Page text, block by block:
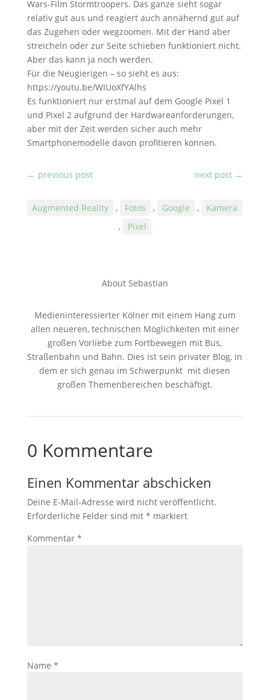
Wars-Film Stormtroopers. Das ganze sieht sogar
relativ gut aus und reagiert auch annähernd gut auf
das Zugehen oder wegzoomen. Mit der Hand aber
streicheln oder zur Seite schieben funktioniert nicht.
Aber das kann ja noch werden.
Für die Neugierigen – so sieht es aus:
https://youtu.be/WIUoXfYAlhs
Es funktioniert nur erstmal auf dem Google Pixel 1
und Pixel 2 aufgrund der Hardwareanforderungen,
aber mit der Zeit werden sicher auch mehr
Smartphonemodelle davon profitieren können.
← previous post next post →
Augmented Reality , Fotos , Google ,
Kamera
,
Pixel
About Sebastian
Medieninteressierter Kölner mit einem Hang zum
allen neueren, technischen Möglichkeiten mit einer
großen Vorliebe zum Fortbewegen mit Bus,
Straßenbahn und Bahn. Dies ist sein privater Blog, in
dem er sich genau im Schwerpunkt mit diesen
großen Themenbereichen beschäftigt.
0 Kommentare
Einen Kommentar abschicken
Deine E-Mail-Adresse wird nicht veröffentlicht.
Erforderliche Felder sind mit * markiert
Kommentar *
Name *